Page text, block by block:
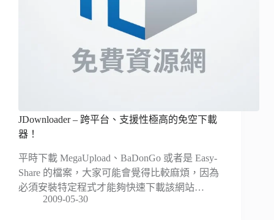
JDownloader – 跨平台、支援性極高的免空下載
器！
平時下載 MegaUpload、BaDonGo 或者是 Easy-
Share 的檔案，大家可能會覺得比較麻煩，因為
必須安裝特定程式才能夠快速下載該網站…
2009-05-30